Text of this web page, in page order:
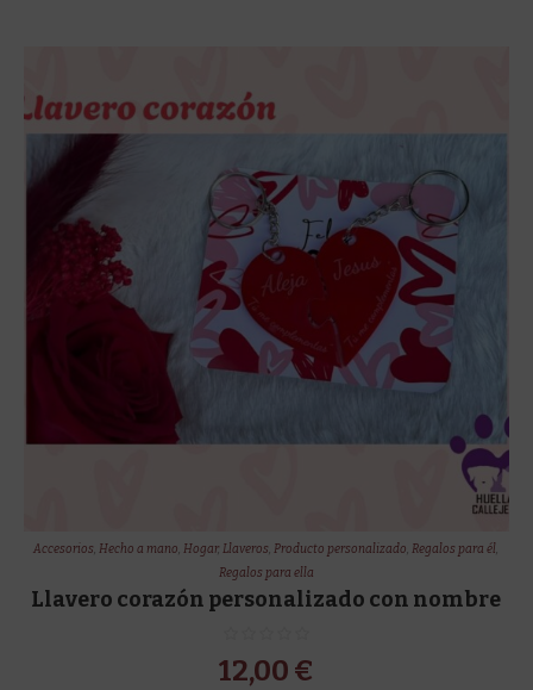
Accesorios,Hecho a mano,Hogar,Llaveros,Producto personalizado,Regalos para él,
Regalos para ella
Llavero corazón personalizado con nombre
12,00 €